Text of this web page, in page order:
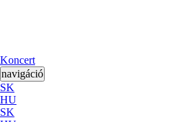
Koncert
navigáció
SK
HU
SK